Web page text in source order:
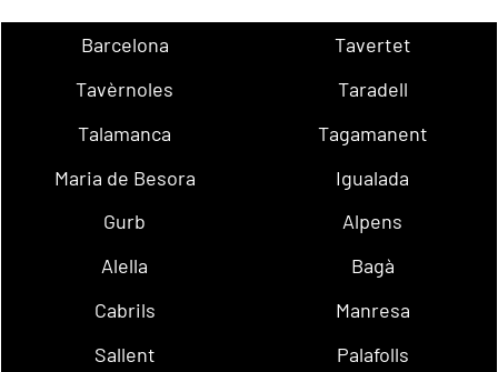
Barcelona
Tavertet
Tavèrnoles
Taradell
Talamanca
Tagamanent
Maria de Besora
Igualada
Gurb
Alpens
Alella
Bagà
Cabrils
Manresa
Sallent
Palafolls